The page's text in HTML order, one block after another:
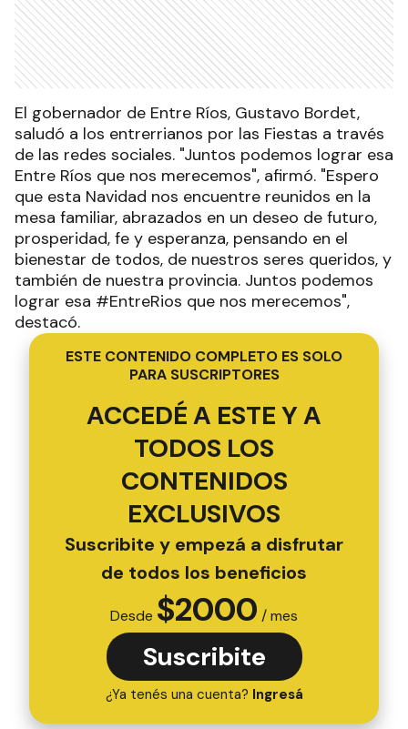
El gobernador de Entre Ríos, Gustavo Bordet,
saludó a los entrerrianos por las Fiestas a través
de las redes sociales. "Juntos podemos lograr esa
Entre Ríos que nos merecemos", afirmó. "Espero
que esta Navidad nos encuentre reunidos en la
mesa familiar, abrazados en un deseo de futuro,
prosperidad, fe y esperanza, pensando en el
bienestar de todos, de nuestros seres queridos, y
también de nuestra provincia. Juntos podemos
lograr esa #EntreRios que nos merecemos",
destacó.
ESTE CONTENIDO COMPLETO ES SOLO
PARA SUSCRIPTORES
ACCEDÉ A ESTE Y A
TODOS LOS
CONTENIDOS
EXCLUSIVOS
Suscribite y empezá a disfrutar
de todos los beneficios
Desde $2000 / mes
Suscribite
¿Ya tenés una cuenta? Ingresá